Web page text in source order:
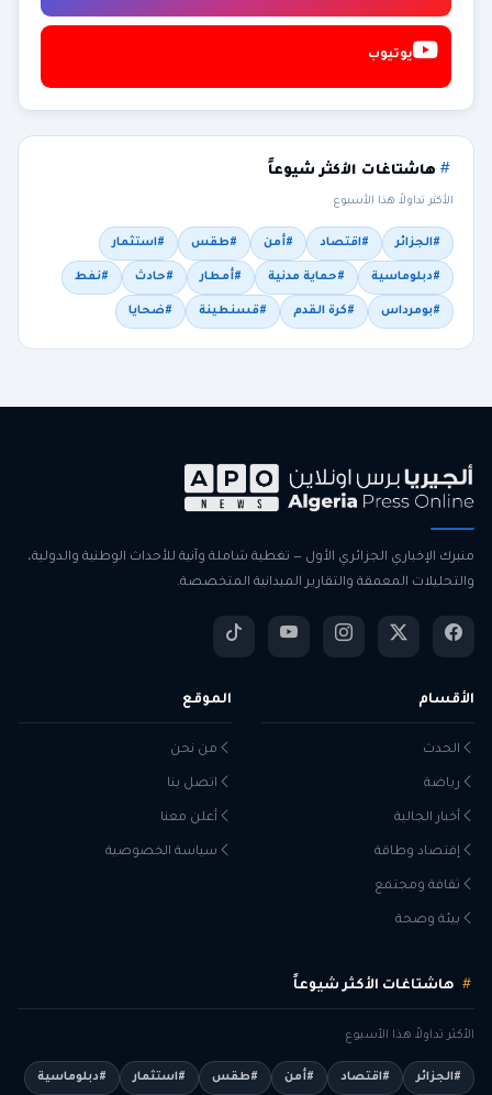
يوتيوب
هاشتاغات الأكثر شيوعاً
الأكثر تداولاً هذا الأسبوع
#الجزائر #اقتصاد #أمن #طقس #استثمار
#دبلوماسية #حماية مدنية #أمطار #حادث #نفط
#بومرداس #كرة القدم #قسنطينة #ضحايا
منبرك الإخباري الجزائري الأول — تغطية شاملة وآنية للأحداث الوطنية والدولية،
والتحليلات المعمقة والتقارير الميدانية المتخصصة.
الأقسام
الحدث
رياضة
أخبار الجالية
إقتصاد وطاقة
ثقافة ومجتمع
بيئة وصحة
الموقع
من نحن
اتصل بنا
أعلن معنا
سياسة الخصوصية
هاشتاغات الأكثر شيوعاً
الأكثر تداولاً هذا الأسبوع
#الجزائر #اقتصاد #أمن #طقس #استثمار #دبلوماسية